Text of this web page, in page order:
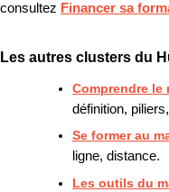
consultez Financer sa
Les autres clusters du
Comprendre le
définition,
Se former au
ligne, distance.
Les outils du